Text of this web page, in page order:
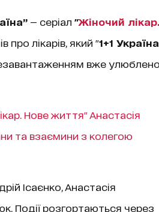
— серіал "Жіночий лікар.
про лікарів, який "1+1 Україна
вже
Нове життя" Анастасія
та взаємини з колегою
Ісаєнко, Анастасія
Події розгортаються через